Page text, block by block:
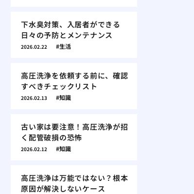
下水臭対策、入居者ができる
日々の予防とメンテナンス
2026.02.22 生活
高圧洗浄を依頼する前に、確認
すべきチェックリスト
2026.02.13 知識
古い家は要注意！高圧洗浄が招
く配管破損の恐怖
2026.02.12 知識
高圧洗浄は万能ではない？根本
原因が解決しないケース